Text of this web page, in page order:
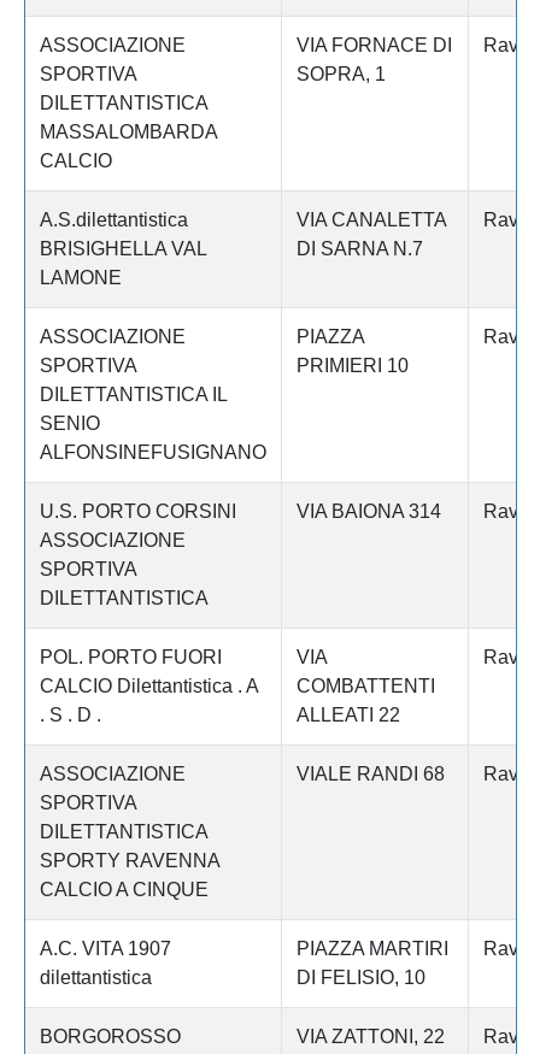
ASSOCIAZIONE
SPORTIVA
DILETTANTISTICA
MASSALOMBARDA
CALCIO
VIA FORNACE DI
SOPRA, 1
A.S.dilettantistica
BRISIGHELLA VAL
LAMONE
VIA CANALETTA
DI SARNA N.7
ASSOCIAZIONE
SPORTIVA
DILETTANTISTICA IL
SENIO
ALFONSINEFUSIGNANO
PIAZZA
PRIMIERI 10
U.S. PORTO CORSINI
ASSOCIAZIONE
SPORTIVA
DILETTANTISTICA
VIA BAIONA 314
POL. PORTO FUORI
CALCIO Dilettantistica . A
. S . D .
VIA
COMBATTENTI
ALLEATI 22
ASSOCIAZIONE
SPORTIVA
DILETTANTISTICA
SPORTY RAVENNA
CALCIO A CINQUE
VIALE RANDI 68
A.C. VITA 1907
dilettantistica
PIAZZA MARTIRI
DI FELISIO, 10
BORGOROSSO
VIA ZATTONI, 22